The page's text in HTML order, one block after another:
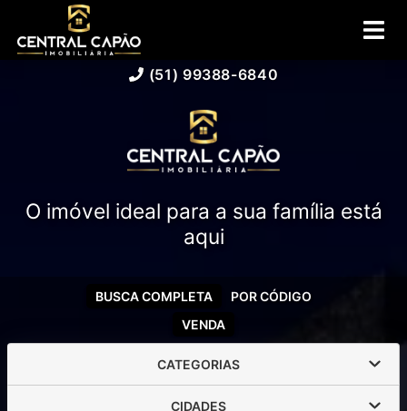
(51) 99388-6840
O imóvel ideal para a sua família está
aqui
VENDA
BUSCA COMPLETA POR CÓDIGO
CATEGORIAS
CIDADES